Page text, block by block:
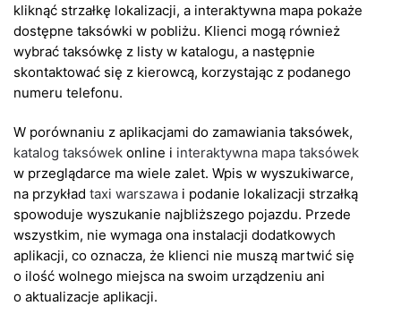
kliknąć strzałkę lokalizacji, a interaktywna mapa pokaże
dostępne taksówki w pobliżu. Klienci mogą również
wybrać taksówkę z listy w katalogu, a następnie
skontaktować się z kierowcą, korzystając z podanego
numeru telefonu.
W porównaniu z aplikacjami do zamawiania taksówek,
katalog taksówek online i interaktywna mapa taksówek
w przeglądarce ma wiele zalet. Wpis w wyszukiwarce,
na przykład taxi warszawa i podanie lokalizacji strzałką
spowoduje wyszukanie najbliższego pojazdu. Przede
wszystkim, nie wymaga ona instalacji dodatkowych
aplikacji, co oznacza, że klienci nie muszą martwić się
o ilość wolnego miejsca na swoim urządzeniu ani
o aktualizacje aplikacji.